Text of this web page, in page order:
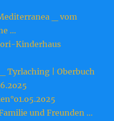
_ vom
…
Kinderhaus
Tyrlaching | Oberbuch
und Freunden …